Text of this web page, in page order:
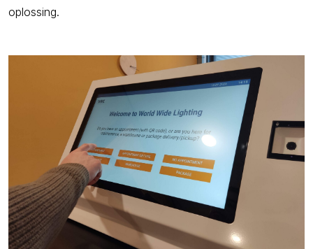
oplossing.